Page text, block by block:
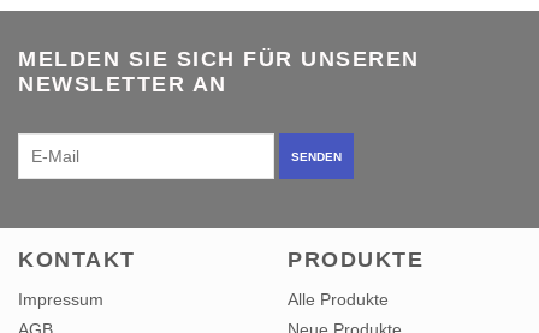
MELDEN SIE SICH FÜR UNSEREN
NEWSLETTER AN
SENDEN
KONTAKT
Impressum
PRODUKTE
Alle Produkte